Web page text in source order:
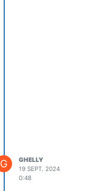
G
GHELLY
19 SEPT. 2024
0:48